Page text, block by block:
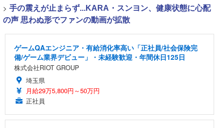
> 手の震えが止まらず...KARA・スンヨン、健康状態に心配
の声 思わぬ形でファンの動画が拡散
ゲームQAエンジニア・有給消化率高い「正社員/社会保険完
備/ゲーム業界デビュー」・未経験歓迎・年間休日125日
株式会社RIOT GROUP
埼玉県
月給29万5,800円～50万円
正社員